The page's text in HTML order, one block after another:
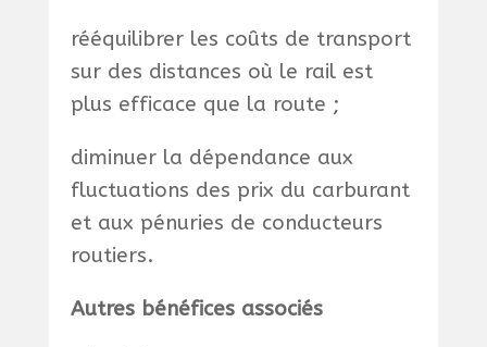
rééquilibrer les coûts de transport
sur des distances où le rail est
plus efficace que la route ;
diminuer la dépendance aux
fluctuations des prix du carburant
et aux pénuries de conducteurs
routiers.
Autres bénéfices associés